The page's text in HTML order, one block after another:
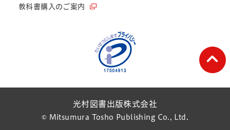
教科書購入のご案内
光村図書出版株式会社
© Mitsumura Tosho Publishing Co., Ltd.
ペ